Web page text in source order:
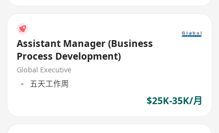
Assistant Manager (Business
Process Development)
Global Executive
五天工作周
$25K-35K/月